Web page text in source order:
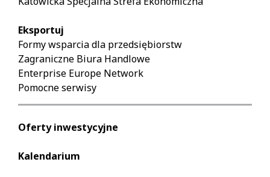
Eksportuj
Formy wsparcia dla przedsiębiorstw
Zagraniczne Biura Handlowe
Enterprise Europe Network
Pomocne serwisy
Oferty inwestycyjne
Kalendarium